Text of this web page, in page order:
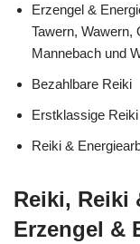
Erzengel &
Tawern, Wawern,
Mannebach und
Bezahlbare Reiki
Erstklassige
Reiki &
Reiki, Reiki
Erzengel &